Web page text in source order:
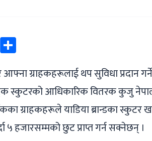
Threads
ग्राहकहरूलाई थप सुविधा प्रदान
स्कुटरको आधिकारिक वितरक कुजु
ग्राहकहरूले याडिया ब्रान्डका स्कुटर
५ हजारसम्मको छुट प्राप्त गर्न सक्नेछन् ।